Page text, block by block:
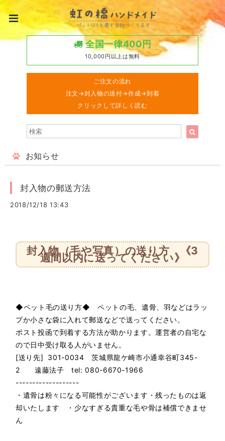
全国一律400円
10,000円以上は無料
ご注文の流れ
注文→封入物の送付→作成→到着
クリックして詳しく読む
お知らせ
封入物の郵送方法
2018/12/18 13:43
封入物（毛や写真）の送り方 《3
週間以内に送ってください》
◆ペット毛の送り方◆ ペットの毛、遺骨、羽などはラッ
プか小さな袋に入れて郵送などで送ってください。
ポスト投函で到着する方法が助かります。運営者の自宅な
ので日中受け取る人がいません。
[送り先] 301-0034 茨城県龍ケ崎市小通幸谷町345-
2 遠藤法子 tel: 080-6670-1966
-------------------
・遺骨は粉々になる可能性がございます・残ったものは返
却いたします ・少なすぎる貴重な毛や骨は補償できませ
ん